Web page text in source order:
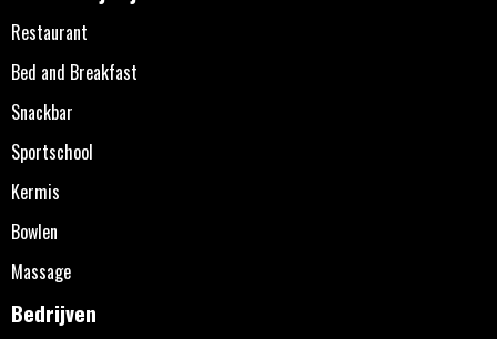
Restaurant
Bed and Breakfast
Snackbar
Sportschool
Kermis
Bowlen
Massage
Bedrijven